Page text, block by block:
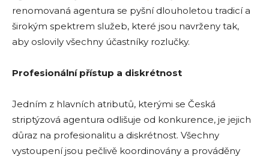
renomovaná agentura se pyšní dlouholetou tradicí a
širokým spektrem služeb, které jsou navrženy tak,
aby oslovily všechny účastníky rozlučky.
Profesionální přístup a diskrétnost
Jedním z hlavních atributů, kterými se Česká
striptýzová agentura odlišuje od konkurence, je jejich
důraz na profesionalitu a diskrétnost. Všechny
vystoupení jsou pečlivě koordinovány a prováděny